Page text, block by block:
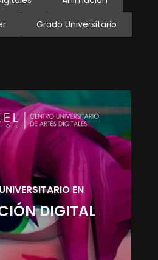
Grado Universitario
EN
DIGITAL